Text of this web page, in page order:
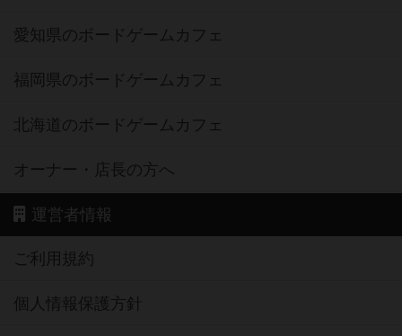
愛知県のボードゲームカフェ
福岡県のボードゲームカフェ
北海道のボードゲームカフェ
オーナー・店長の方へ
運営者情報
ご利用規約
個人情報保護方針